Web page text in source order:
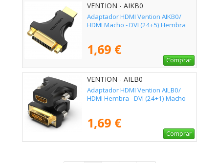
VENTION - AIKB0
Adaptador HDMI Vention AIKB0/
HDMI Macho - DVI (24+5) Hembra
1,69 €
Comprar
VENTION - AILB0
Adaptador HDMI Vention AILB0/
HDMI Hembra - DVI (24+1) Macho
1,69 €
Comprar